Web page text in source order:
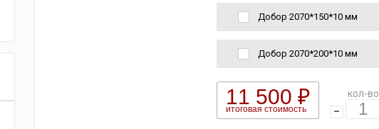
Добор 2070*150*10 мм
Добор 2070*200*10 мм
11 500 ₽
итоговая стоимость
кол-во